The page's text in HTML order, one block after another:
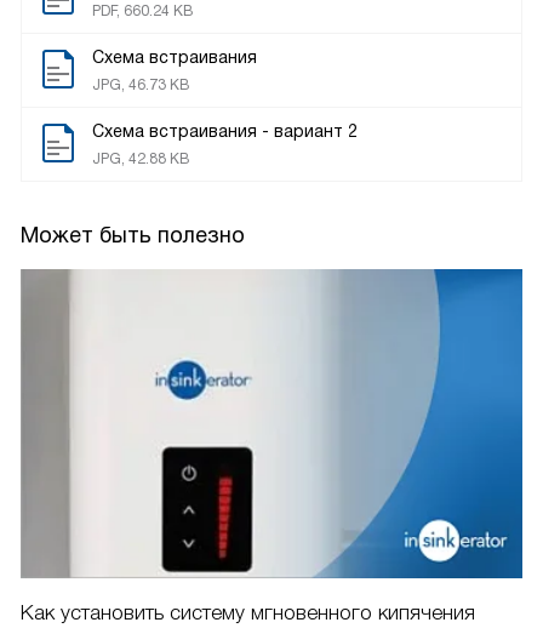
PDF, 660.24 KB
Схема встраивания
JPG, 46.73 KB
Схема встраивания - вариант 2
JPG, 42.88 KB
Может быть полезно
Как установить систему мгновенного кипячения